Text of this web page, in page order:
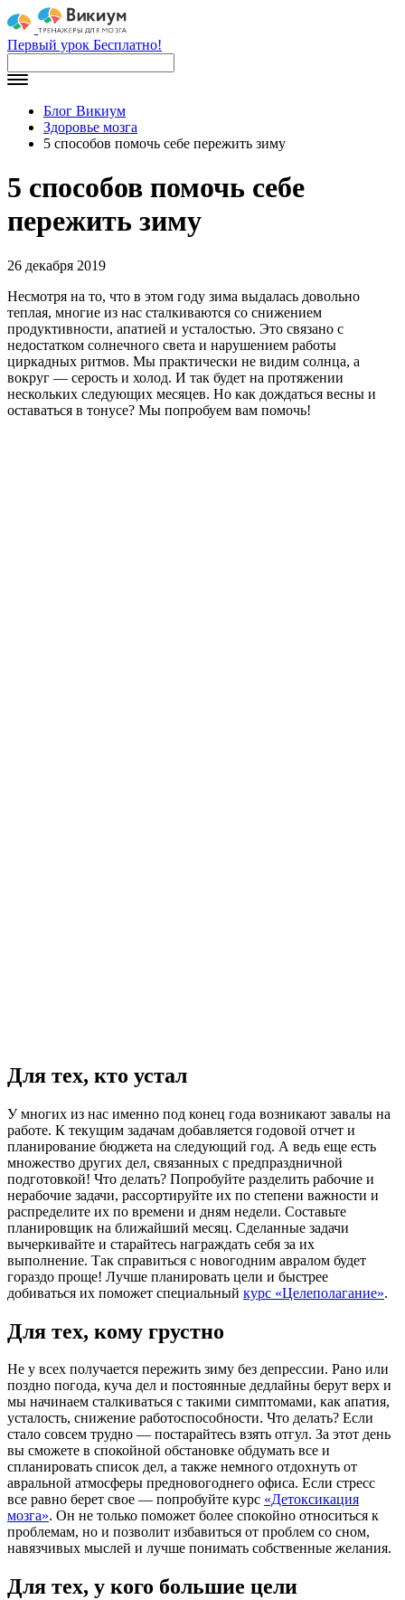
Первый урок Бесплатно!
Блог Викиум
Здоровье мозга
5 способов помочь себе пережить зиму
5 способов помочь себе
пережить зиму
26 декабря 2019
Несмотря на то, что в этом году зима выдалась довольно
теплая, многие из нас сталкиваются со снижением
продуктивности, апатией и усталостью. Это связано с
недостатком солнечного света и нарушением работы
циркадных ритмов. Мы практически не видим солнца, а
вокруг — серость и холод. И так будет на протяжении
нескольких следующих месяцев. Но как дождаться весны и
оставаться в тонусе? Мы попробуем вам помочь!
Для тех, кто устал
У многих из нас именно под конец года возникают завалы на
работе. К текущим задачам добавляется годовой отчет и
планирование бюджета на следующий год. А ведь еще есть
множество других дел, связанных с предпраздничной
подготовкой! Что делать? Попробуйте разделить рабочие и
нерабочие задачи, рассортируйте их по степени важности и
распределите их по времени и дням недели. Составьте
планировщик на ближайший месяц. Сделанные задачи
вычеркивайте и старайтесь награждать себя за их
выполнение. Так справиться с новогодним авралом будет
гораздо проще! Лучше планировать цели и быстрее
добиваться их поможет специальный курс «Целеполагание».
Для тех, кому грустно
Не у всех получается пережить зиму без депрессии. Рано или
поздно погода, куча дел и постоянные дедлайны берут верх и
мы начинаем сталкиваться с такими симптомами, как апатия,
усталость, снижение работоспособности. Что делать? Если
стало совсем трудно — постарайтесь взять отгул. За этот день
вы сможете в спокойной обстановке обдумать все и
спланировать список дел, а также немного отдохнуть от
авральной атмосферы предновогоднего офиса. Если стресс
все равно берет свое — попробуйте курс «Детоксикация
мозга». Он не только поможет более спокойно относиться к
проблемам, но и позволит избавиться от проблем со сном,
навязчивых мыслей и лучше понимать собственные желания.
Для тех, у кого большие цели